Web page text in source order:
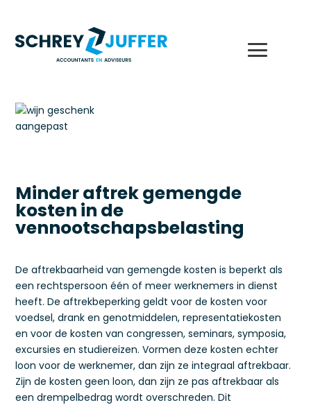
Minder aftrek gemengde
kosten in de
vennootschapsbelasting
De aftrekbaarheid van gemengde kosten is beperkt als
een rechtspersoon één of meer werknemers in dienst
heeft. De aftrekbeperking geldt voor de kosten voor
voedsel, drank en genotmiddelen, representatiekosten
en voor de kosten van congressen, seminars, symposia,
excursies en studiereizen. Vormen deze kosten echter
loon voor de werknemer, dan zijn ze integraal aftrekbaar.
Zijn de kosten geen loon, dan zijn ze pas aftrekbaar als
een drempelbedrag wordt overschreden. Dit